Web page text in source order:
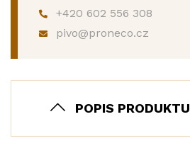
+420 602 556 308
pivo@proneco.cz
POPIS PRODUKTU